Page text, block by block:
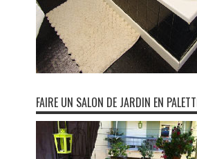
FAIRE UN SALON DE JARDIN EN